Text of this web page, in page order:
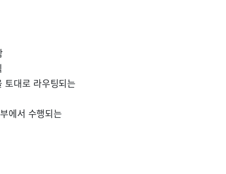
토대로 라우팅되는
에서 수행되는